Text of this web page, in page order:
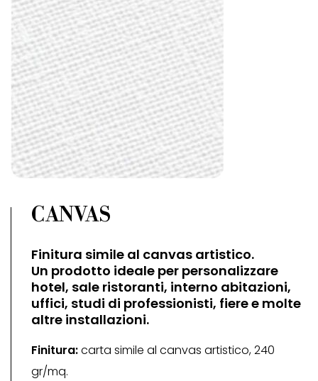
CANVAS
Finitura simile al canvas artistico.
Un prodotto ideale per personalizzare
hotel, sale ristoranti, interno abitazioni,
uffici, studi di professionisti, fiere e molte
altre installazioni.
Finitura:carta simile al canvas artistico, 240
gr/mq.